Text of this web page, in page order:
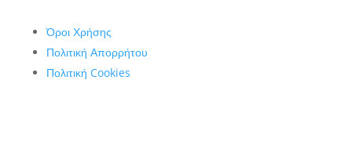
Όροι Χρήσης
Πολιτική Απορρήτου
Πολιτική Cookies